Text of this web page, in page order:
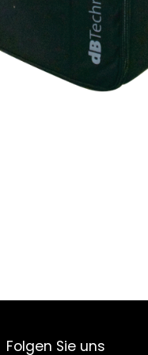
Folgen Sie uns